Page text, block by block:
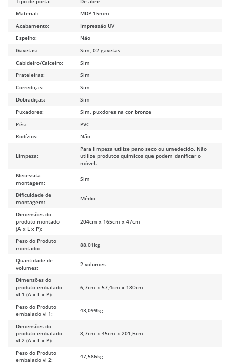
Material:
MDP 15mm
Acabamento:
Impressão UV
Espelho:
Não
Gavetas:
Sim, 02 gavetas
Cabideiro/Calceiro:
Sim
Prateleiras:
Sim
Corrediças:
Sim
Dobradiças:
Sim
Puxadores:
Sim, puxdores na cor bronze
Pés:
PVC
Rodízios:
Não
Limpeza:
Para limpeza utilize pano seco ou umedecido. Não
utilize produtos químicos que podem danificar o
móvel.
Necessita
montagem:
Sim
Dificuldade de
montagem:
Médio
Dimensões do
produto montado
(A x L x P):
204cm x 165cm x 47cm
Peso do Produto
montado:
88,01kg
Quantidade de
volumes:
2 volumes
Dimensões do
produto embalado
vl 1 (A x L x P):
6,7cm x 57,4cm x 180cm
Peso do Produto
embalado vl 1:
43,099kg
Dimensões do
produto embalado
vl 2 (A x L x P):
8,7cm x 45cm x 201,5cm
Peso do Produto
embalado vl 2:
47,586kg